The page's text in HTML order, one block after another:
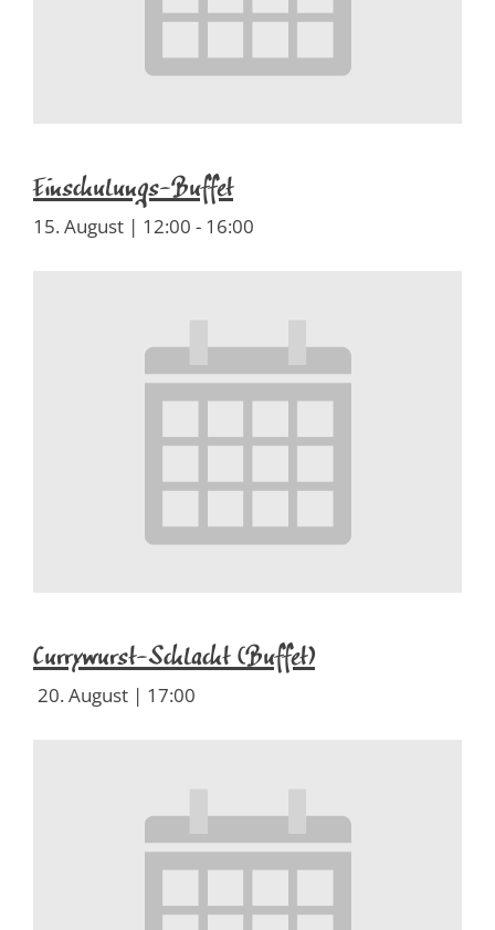
Einschulungs-Buffet
15. August | 12:00 - 16:00
Currywurst-Schlacht (Buffet)
20. August | 17:00